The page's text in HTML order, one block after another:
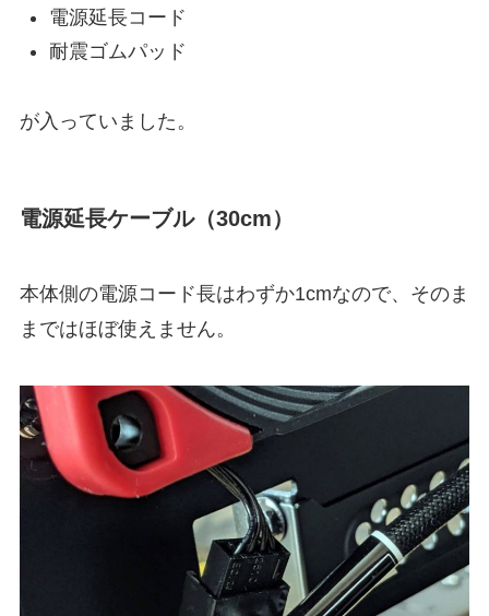
電源延長コード
耐震ゴムパッド
が入っていました。
電源延長ケーブル（30cm）
本体側の電源コード長はわずか1cmなので、そのま
まではほぼ使えません。